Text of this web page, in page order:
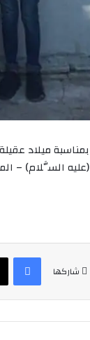
بمناسبة ميلاد
(عليه السَّلام) –
شاركها